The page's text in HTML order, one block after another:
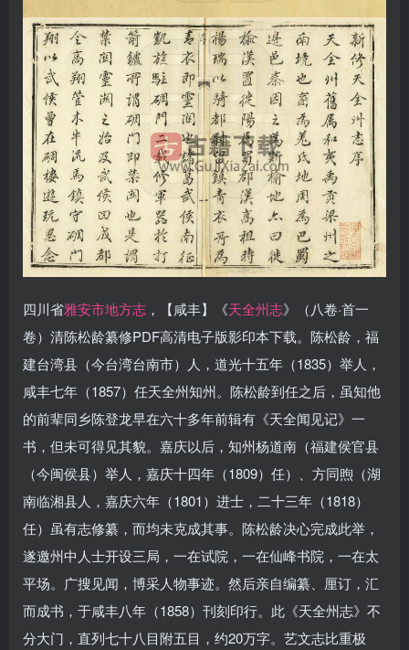
四川省雅安市地方志 ，【咸丰】《天全州志》（八卷·首一
卷）清陈松龄纂修PDF高清电子版影印本下载。陈松龄，福
建台湾县（今台湾台南市）人，道光十五年（1835）举人，
咸丰七年（1857）任天全州知州。陈松龄到任之后，虽知他
的前辈同乡陈登龙早在六十多年前辑有《天全闻见记》一
书，但未可得见其貌。嘉庆以后，知州杨道南（福建侯官县
（今闽侯县）举人，嘉庆十四年（1809）任）、方同煦（湖
南临湘县人，嘉庆六年（1801）进士，二十三年（1818）
任）虽有志修纂，而均未克成其事。陈松龄决心完成此举，
遂邀州中人士开设三局，一在试院，一在仙峰书院，一在太
平场。广搜见闻，博采人物事迹。然后亲自编纂、厘订，汇
而成书，于咸丰八年（1858）刊刻印行。此《天全州志》不
分大门，直列七十八目附五目，约20万字。艺文志比重极